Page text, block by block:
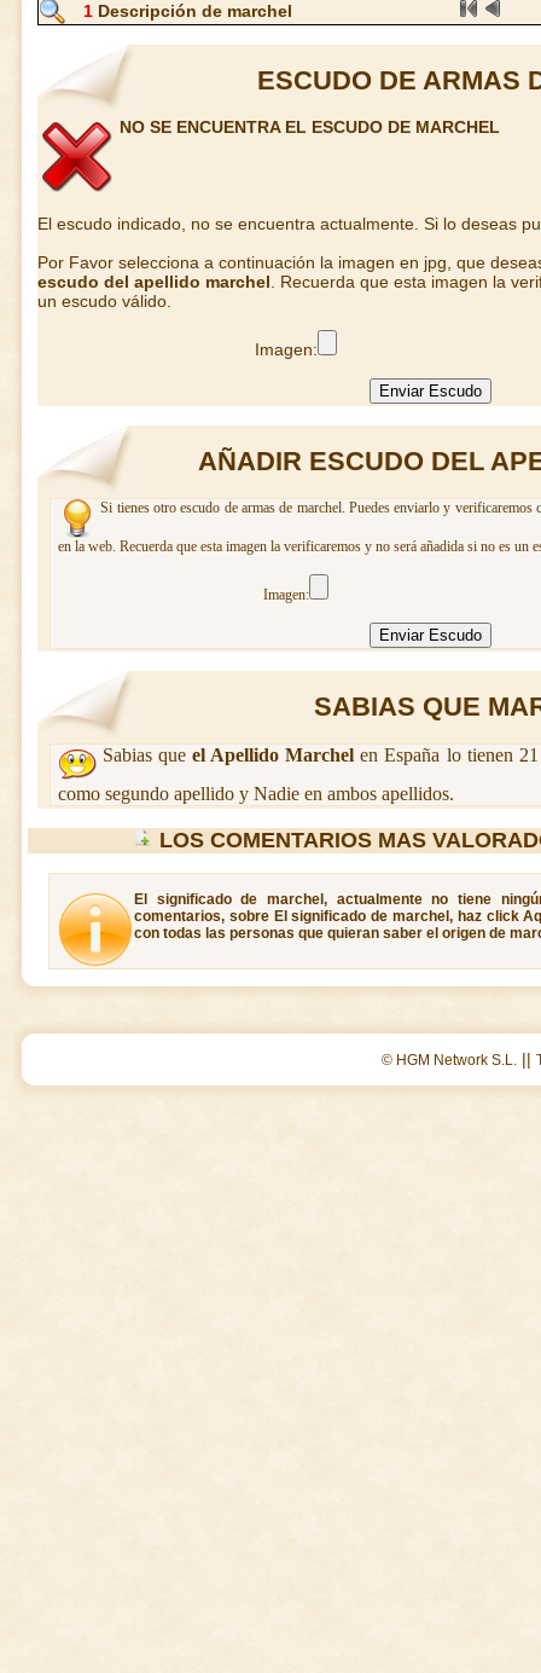
1 Descripción de marchel
ESCUDO DE ARMAS
NO SE ENCUENTRA EL ESCUDO DE MARCHEL
El escudo indicado, no se encuentra actualmente. Si lo deseas
Por Favor selecciona a continuación la imagen en jpg, que
escudo del apellido marchel . Recuerda que esta imagen la
un escudo válido.
Imagen:
AÑADIR ESCUDO DEL
Si tienes otro escudo de armas de marchel. Puedes enviarlo y
en la web. Recuerda que esta imagen la verificaremos y no será añadida si no es un
Imagen:
SABIAS QUE
Sabias queel Apellido Marchel en España lo tienen
como segundo apellido y Nadie en ambos apellidos.
LOS COMENTARIOS MAS
El significado de marchel, actualmente no tiene
comentarios, sobre El significado de marchel, haz click
con todas las personas que quieran saber el origen de
© HGM Network S.L. ||